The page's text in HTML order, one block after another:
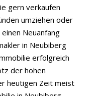
gern verkaufen
umziehen oder
Neuanfang
in Neubiberg
erfolgreich
der hohen
heutigen Zeit meist